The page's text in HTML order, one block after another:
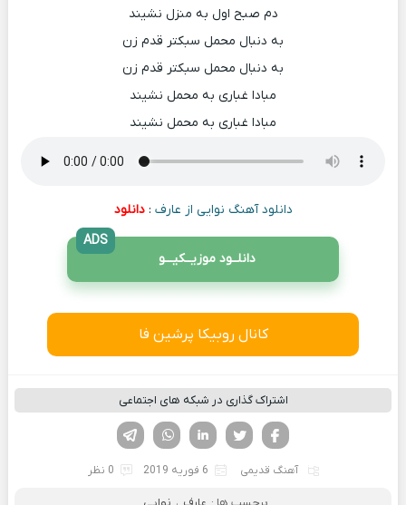
دم صبح اول به منزل نشیند
به دنبال محمل سبکتر قدم زن
به دنبال محمل سبکتر قدم زن
مبادا غباری به محمل نشیند
مبادا غباری به محمل نشیند
دانلود آهنگ نوایی از عارف :دانلود
دانلــود موزیــکیـــو
ADS
کانال روبیکا پرشین فا
اشتراک گذاری در شبکه های اجتماعی
لینکدین تویتر
فیسوک
آهنگ قدیمی 6 فوریه 2019 0 نظر